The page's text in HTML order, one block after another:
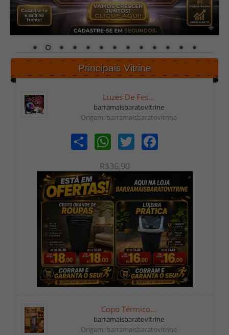
Principais Vitrine
Luzes De Fes...
barramaisbaratovitrine
Origem: barramaisbaratovitrine
Share WhatsAppTwitter Facebook
R$36,90
Copo Térmico...
barramaisbaratovitrine
Origem: barramaisbaratovitrine